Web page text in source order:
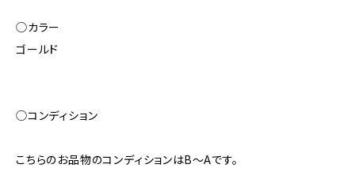
◯カラー
ゴールド
◯コンディション
こちらのお品物のコンディションはB～Aです。